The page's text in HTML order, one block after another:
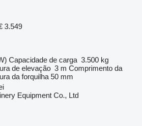
3.549
Capacidade de carga 3.500 kg
de elevação 3 m Comprimento da
da forquilha 50 mm
Equipment Co., Ltd